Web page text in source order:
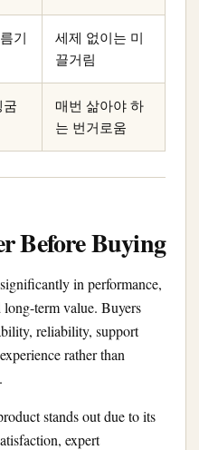
기
세제 없이는 미
끌거림
굼
매번 삶아야 하
는 번거로움
Before Buying
in performance,
term value. Buyers
reliability, support
rather than
stands out due to its
expert